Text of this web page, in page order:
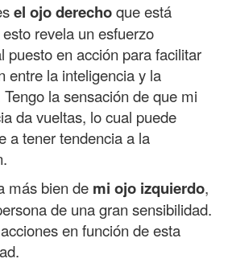
el ojo derechoque está
revela un esfuerzo
puesto en acción para facilitar
entre la inteligencia y la
la sensación de que mi
da vueltas, lo cual puede
a tener tendencia a la
más bien de mi ojo izquierdo,
de una gran sensibilidad.
en función de esta